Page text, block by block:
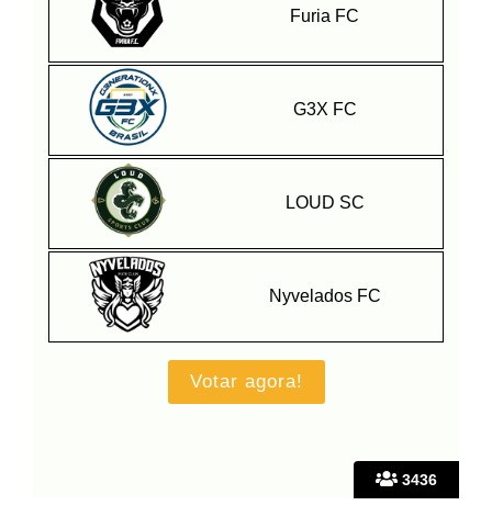
3436
Furia FC
G3X FC
LOUD SC
Nyvelados FC